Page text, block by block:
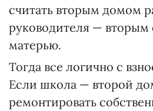
считать вторым домом
руководителя —
матерью.
Тогда все логично с
Если школа — второй
ремонтировать